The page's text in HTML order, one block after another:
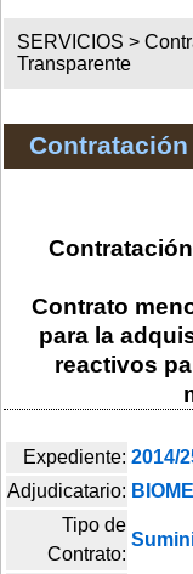
SERVICIOS >
Transparente
Contrato
para la
reactivos
Expediente: 2014/
Adjudicatario:
Tipo de
Contrato: